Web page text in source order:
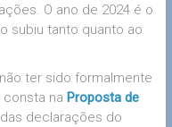
O ano de 2024 é o
subiu tanto quanto ao
ter sido formalmente
na Proposta de
declarações do